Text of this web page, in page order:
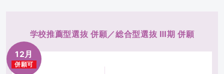
学校推薦型選抜 併願／総合型選抜 Ⅲ期 併願
12月
併願可